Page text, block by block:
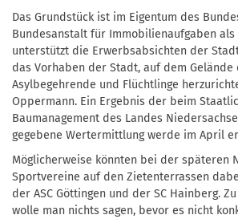
Das Grundstück ist im Eigentum des
Bundesanstalt für Immobilienaufgaben als
unterstützt die Erwerbsabsichten der
das Vorhaben der Stadt, auf dem
Asylbegehrende und Flüchtlinge
Oppermann. Ein Ergebnis der beim
Baumanagement des Landes
gegebene Wertermittlung werde im April
Möglicherweise könnten bei der späteren
Sportvereine auf den Zietenterrassen
der ASC Göttingen und der SC Hainberg.
wolle man nichts sagen, bevor es nicht